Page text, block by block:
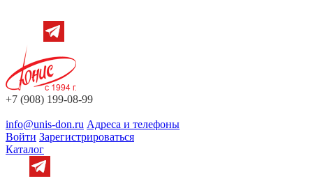
+7 (908) 199-08-99
info@unis-don.ru Адреса и телефоны
Войти Зарегистрироваться
Каталог